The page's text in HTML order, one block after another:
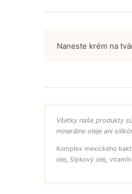
Naneste krém na
Všetky naše produkty
minerálne oleje ani
Komplex mexického
olej, šípkový olej, vitamín